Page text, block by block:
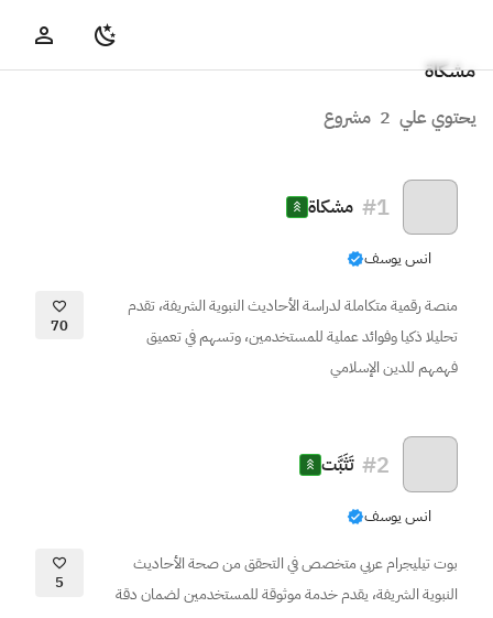
مشكاة
يحتوي علي 2 مشروع
#1 مشكاة
انس يوسف
منصة رقمية متكاملة لدراسة الأحاديث النبوية الشريفة، تقدم
تحليلا ذكيا وفوائد عملية للمستخدمين، وتسهم في تعميق
فهمهم للدين الإسلامي
70
#2 تَثَبَّت
انس يوسف
بوت تيليجرام عربي متخصص في التحقق من صحة الأحاديث
النبوية الشريفة، يقدم خدمة موثوقة للمستخدمين لضمان دقة
5